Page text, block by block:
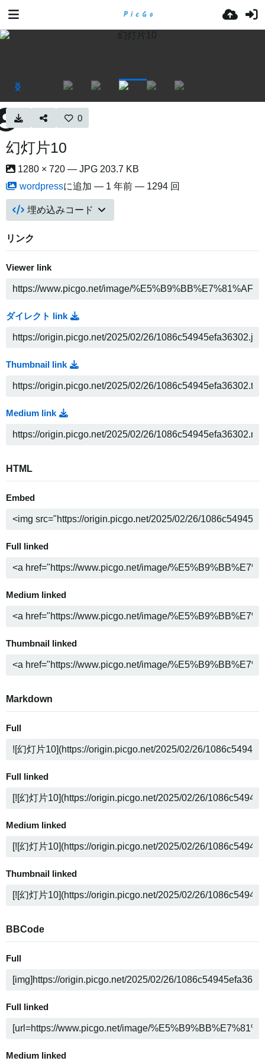
0
幻灯片10
1280 × 720 — JPG 203.7 KB
wordpressに追加 — 1 年前 — 1294 回
埋め込みコード
リンク
Viewer link
ダイレクト link
Thumbnail link
Medium link
HTML
Embed
Full linked
Medium linked
Thumbnail linked
Markdown
Full
Full linked
Medium linked
Thumbnail linked
BBCode
Full
Full linked
Medium linked